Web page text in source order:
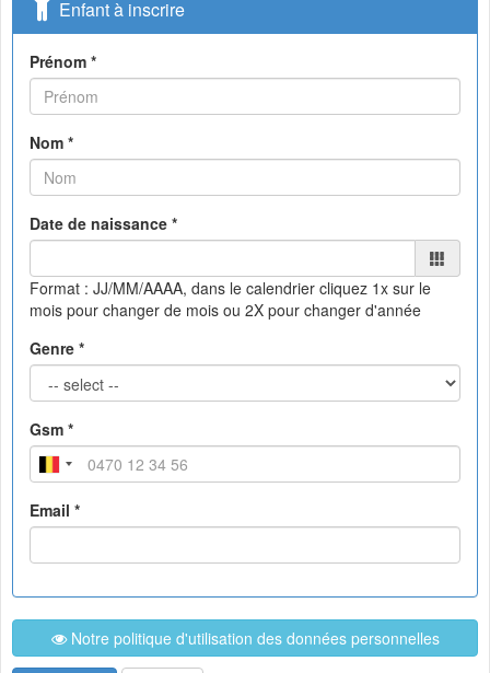
Enfant à inscrire
Prénom *
Nom *
Date de naissance *
Format : JJ/MM/AAAA, dans le calendrier cliquez 1x sur le
mois pour changer de mois ou 2X pour changer d'année
Genre *
Gsm *
Email *
Notre politique d'utilisation des données personnelles